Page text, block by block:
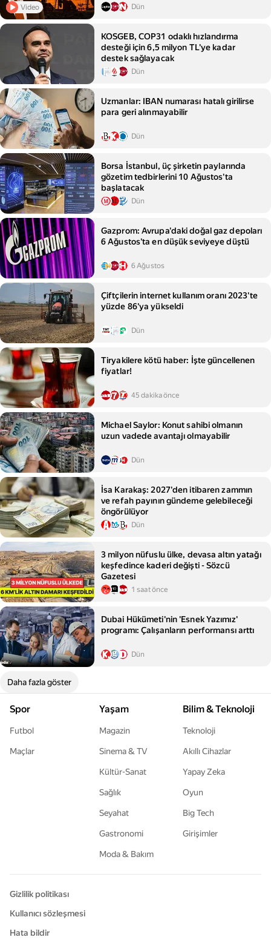
Video Dün
KOSGEB, COP31 odaklı hızlandırma
desteği için 6,5 milyon TL'ye kadar
destek sağlayacak
Dün
Uzmanlar: IBAN numarası hatalı girilirse
para geri alınmayabilir
Dün
Borsa İstanbul, üç şirketin paylarında
gözetim tedbirlerini 10 Ağustos'ta
başlatacak
Dün
Gazprom: Avrupa'daki doğal gaz depoları
6 Ağustos'ta en düşük seviyeye düştü
6 Ağustos
Çiftçilerin internet kullanım oranı 2023'te
yüzde 86'ya yükseldi
Dün
Tiryakilere kötü haber: İşte güncellenen
fiyatlar!
45 dakika önce
Michael Saylor: Konut sahibi olmanın
uzun vadede avantajı olmayabilir
Dün
İsa Karakaş: 2027'den itibaren zammın
ve refah payının gündeme gelebileceği
öngörülüyor
Dün
3 milyon nüfuslu ülke, devasa altın yatağı
keşfedince kaderi değişti - Sözcü
Gazetesi
1 saat önce
Dubai Hükümeti'nin 'Esnek Yazımız'
programı: Çalışanların performansı arttı
Dün
Daha fazla göster
Spor
Futbol
Maçlar
Yaşam
Magazin
Sinema & TV
Kültür-Sanat
Sağlık
Seyahat
Gastronomi
Moda & Bakım
Bilim & Teknoloji
Teknoloji
Akıllı Cihazlar
Yapay Zeka
Oyun
Big Tech
Girişimler
Gizlilik politikası
Kullanıcı sözleşmesi
Hata bildir